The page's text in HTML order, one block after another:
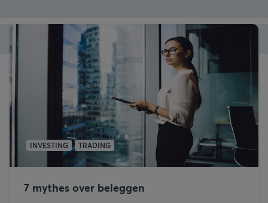
INVESTING TRADING
7 mythes over beleggen